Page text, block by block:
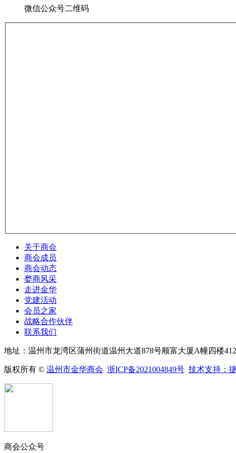
微信公众号二维码
关于商会
商会成员
商会动态
婺商风采
走进金华
党建活动
会员之家
战略合作伙伴
联系我们
地址：温州市龙湾区蒲州街道温州大道878号顺富大厦A幢四楼
版权所有 © 温州市金华商会 浙ICP备2021004849号 技术支持：
商会公众号